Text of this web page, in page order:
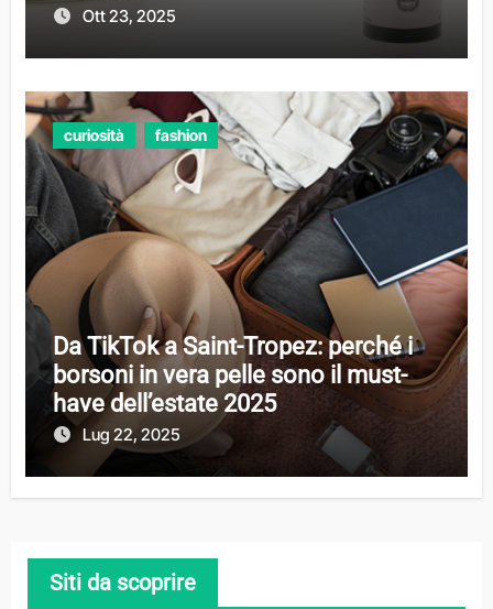
Ott 23, 2025
curiosità fashion
Da TikTok a Saint-Tropez: perché i
borsoni in vera pelle sono il must-
have dell’estate 2025
Lug 22, 2025
Siti da scoprire